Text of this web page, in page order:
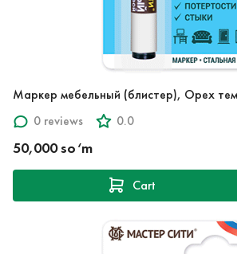
Маркер мебельный (блистер), Орех
0 reviews
0.0
50,000 so‘m
Cart